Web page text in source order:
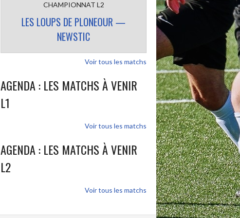
CHAMPIONNAT L2
LES LOUPS DE PLONEOUR —
NEWSTIC
Voir tous les matchs
AGENDA : LES MATCHS À VENIR
L1
Voir tous les matchs
AGENDA : LES MATCHS À VENIR
L2
Voir tous les matchs